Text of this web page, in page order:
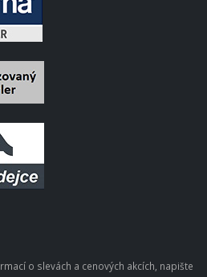
o slevách a cenových akcích, napište